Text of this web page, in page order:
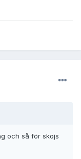
och så för skojs